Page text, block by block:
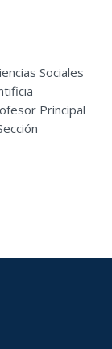
Sociales
Principal